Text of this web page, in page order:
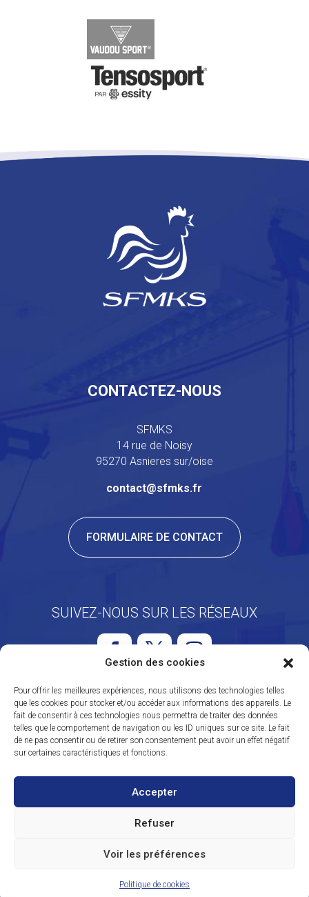
Gestion des cookies
Pour offrir les meilleures expériences, nous utilisons des technologies telles
que les cookies pour stocker et/ou accéder aux informations des appareils. Le
fait de consentir à ces technologies nous permettra de traiter des données
telles que le comportement de navigation ou les ID uniques sur ce site. Le fait
de ne pas consentir ou de retirer son consentement peut avoir un effet négatif
sur certaines caractéristiques et fonctions.
Accepter
Refuser
Voir les préférences
Politique de cookies
CONTACTEZ-NOUS
SFMKS
14 rue de Noisy
95270 Asnieres sur/oise
contact@sfmks.fr
FORMULAIRE DE CONTACT
SUIVEZ-NOUS SUR LES RÉSEAUX
Mentions légales
Admin
Kinésithérapeutes du Sport) - Tous droits réservés